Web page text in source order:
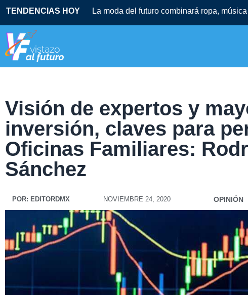
TENDENCIAS HOY La moda del futuro combinará ropa,
Visión de expertos y
inversión, claves para
Oficinas Familiares:
Sánchez
POR: EDITORDMX NOVIEMBRE 24, 2020 OPINIÓN